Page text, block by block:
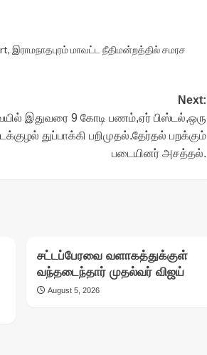
, இராமநாதபுரம் மாவட்ட நீதிமன்றத்தில் சமரச
Next:
இதுவரை 9 கோடி பணம்,ஏர் பிஸ்டல்,ஒரு
துப்பாக்கி பறிமுதல்.தேர்தல் பறக்கும்
படையினர் அசத்தல்.
சட்டப்பேரவை வளாகத்துக்குள்
வந்தடைந்தார் முதல்வர் விஜய்
August 5, 2026